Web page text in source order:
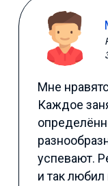
Мне
Каждое
успевают.
и так